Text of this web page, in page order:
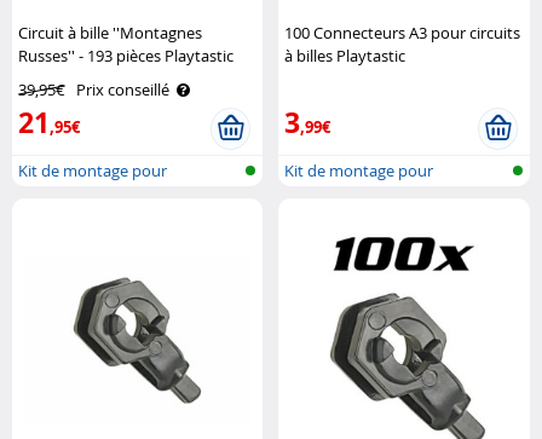
Circuit à bille ''Montagnes
Russes'' - 193 pièces Playtastic
39,95€ Prix conseillé
21 ,95€
Kit de montage pour
100 Connecteurs A3 pour circuits
à billes Playtastic
3,99€
Kit de montage pour